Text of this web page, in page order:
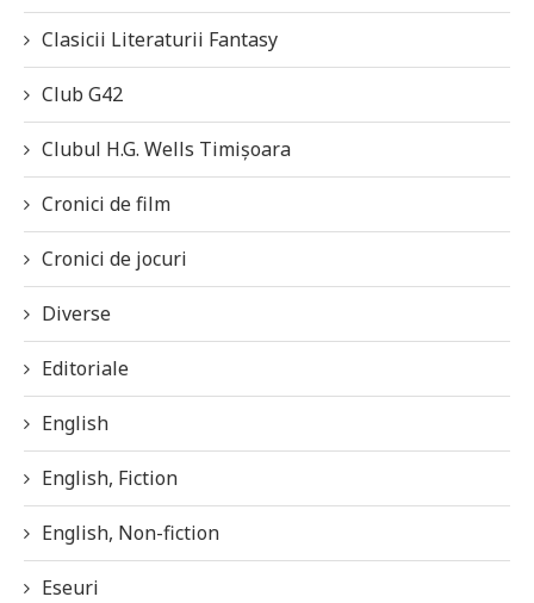
Clasicii Literaturii Fantasy
Club G42
Clubul H.G. Wells Timișoara
Cronici de film
Cronici de jocuri
Diverse
Editoriale
English
English, Fiction
English, Non-fiction
Eseuri